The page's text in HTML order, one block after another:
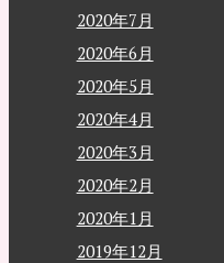
2020年7月
2020年6月
2020年5月
2020年4月
2020年3月
2020年2月
2020年1月
2019年12月